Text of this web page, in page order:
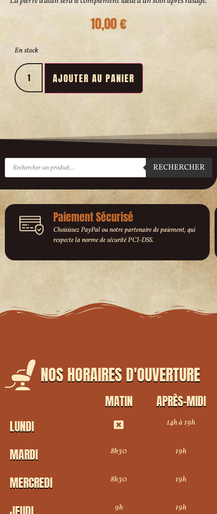
10,00€
En stock
AJOUTER AU PANIER
RECHERCHER
Paiement Sécurisé
Choisissez PayPal ou notre partenaire de paiement, qui
respecte la norme de sécurité PCI-DSS.
NOS HORAIRES D'OUVERTURE
MATIN
APRÈS-MIDI
LUNDI
14h à 19h
MARDI 8h30 19h
MERCREDI 8h30 19h
9h 19h